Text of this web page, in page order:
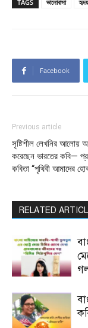
TAGS ভালোবাসা হৃদয়
Facebook
Previous article
সৃষ্টিশীল লেখনির আলোয়
করেছেন ভারতের কবি—
কবিতা “পৃথিবী আমাদের
RELATED